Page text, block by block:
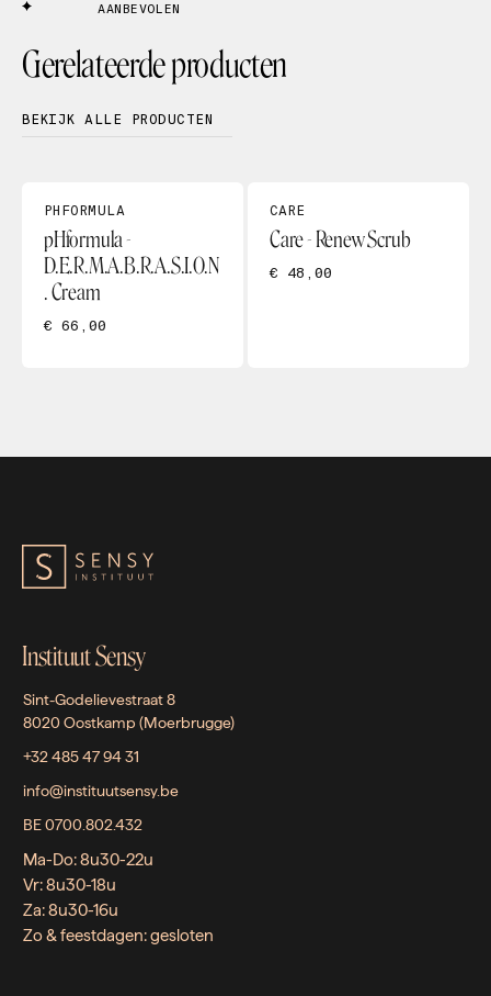
AANBEVOLEN
Gerelateerde producten
BEKIJK ALLE PRODUCTEN
PHFORMULA
pHformula -
D.E.R.M.A.B.R.A.S.I.O.N
. Cream
€ 66,00
CARE
Care - Renew Scrub
€ 48,00
Instituut Sensy
Sint-Godelievestraat 8
8020 Oostkamp (Moerbrugge)
+32 485 47 94 31
info@instituutsensy.be
BE 0700.802.432
Ma-Do: 8u30-22u
Vr: 8u30-18u
Za: 8u30-16u
Zo & feestdagen: gesloten